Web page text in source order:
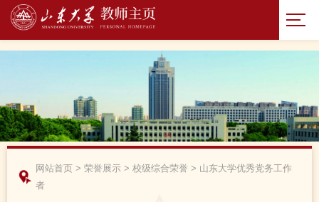
网站首页 > 荣誉展示 > 校级综合荣誉 > 山东大学优秀党务工作
者